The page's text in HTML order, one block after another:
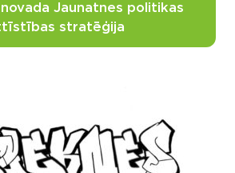
Jaunatnes politikas
stratēģija